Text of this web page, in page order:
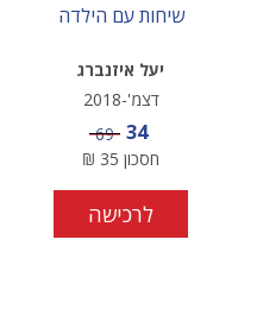
שיחות עם הילדה
יעל איזנברג
דצמ'-2018
מחיר מבצע
34 מחיר
69
חסכון 35
₪
לרכישה